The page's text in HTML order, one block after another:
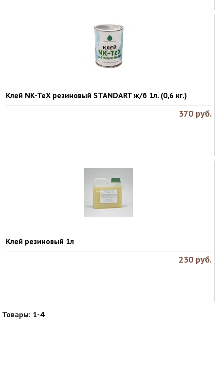
Клей NK-TeX резиновый STANDART ж/б 1л. (0,6 кг.)
370 руб.
Клей резиновый 1л
230 руб.
Товары: 1-4